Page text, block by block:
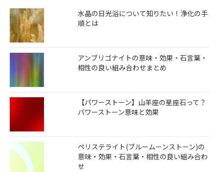
水晶の日光浴について知りたい！浄化の手
順とは
アンブリゴナイトの意味・効果・石言葉・
相性の良い組み合わせまとめ
【パワーストーン】山羊座の星座石って？
パワーストーン意味と効果
ペリステライト(ブルームーンストーン)の
意味・効果・石言葉・相性の良い組み合わ
せ